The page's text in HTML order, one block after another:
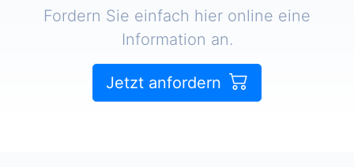
Fordern Sie einfach hier online eine
Information an.
Jetzt anfordern